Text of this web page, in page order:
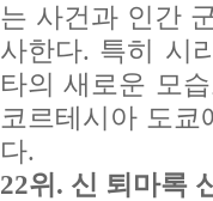
는 사건과 인간
사한다. 특히 시
타의 새로운 모
코르테시아 도
다.
22위. 신 퇴마록